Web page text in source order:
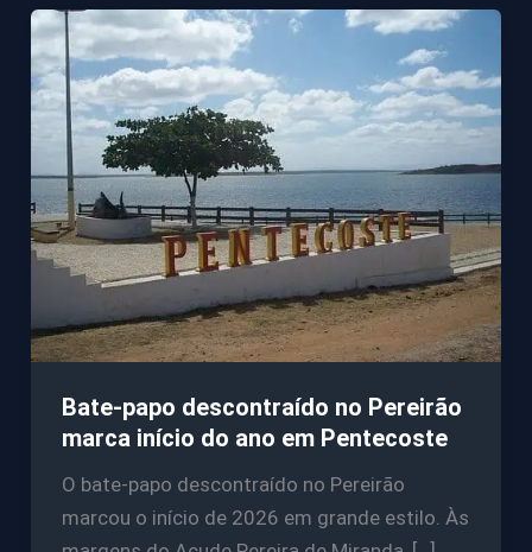
Bate-papo descontraído no Pereirão
marca início do ano em Pentecoste
O bate-papo descontraído no Pereirão
marcou o início de 2026 em grande estilo. Às